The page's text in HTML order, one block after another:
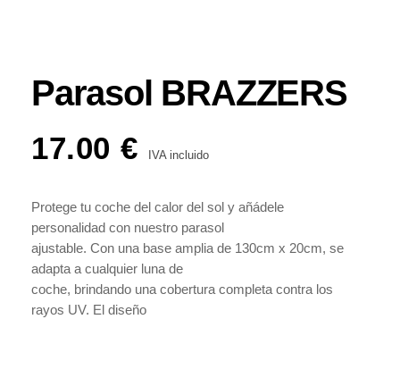
Parasol BRAZZERS
17.00 € IVA incluido
Protege tu coche del calor del sol y añádele
personalidad con nuestro parasol
ajustable. Con una base amplia de 130cm x 20cm, se
adapta a cualquier luna de
coche, brindando una cobertura completa contra los
rayos UV. El diseño